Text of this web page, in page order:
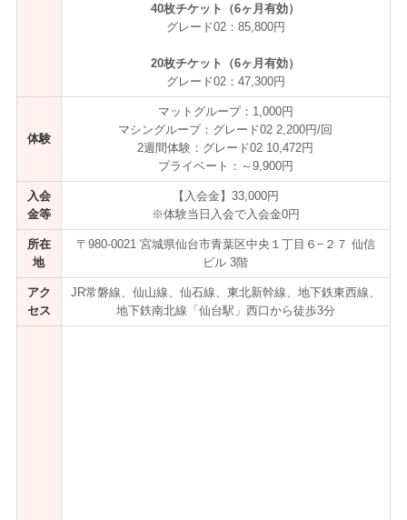
40枚チケット（6ヶ月有効）
グレード02：85,800円
20枚チケット（6ヶ月有効）
グレード02：47,300円
体験
マットグループ：1,000円
マシングループ：グレード02 2,200円/回
2週間体験：グレード02 10,472円
プライベート：～9,900円
入会
金等
【入会金】33,000円
※体験当日入会で入会金0円
所在
地
〒980-0021 宮城県仙台市青葉区中央１丁目６−２７ 仙信
ビル 3階
アク
セス
JR常磐線、仙山線、仙石線、東北新幹線、地下鉄東西線、
地下鉄南北線「仙台駅」西口から徒歩3分